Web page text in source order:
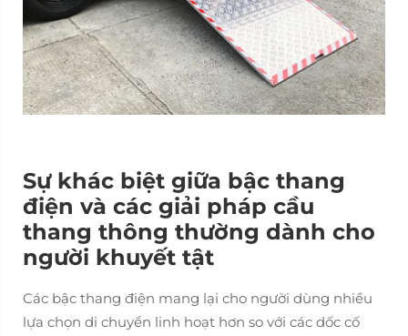
Sự khác biệt giữa bậc thang
điện và các giải pháp cầu
thang thông thường dành cho
người khuyết tật
Các bậc thang điện mang lại cho người dùng nhiều
lựa chọn di chuyển linh hoạt hơn so với các dốc cố